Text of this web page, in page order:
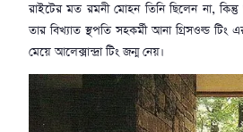
রাইটের মত রমনী মোহন তিনি ছিলেন না,
তার বিখ্যাত স্থপতি সহকর্মী আনা গ্রিসওল্ড
মেয়ে আলেক্সান্দ্রা টিং জন্ম নেয়।